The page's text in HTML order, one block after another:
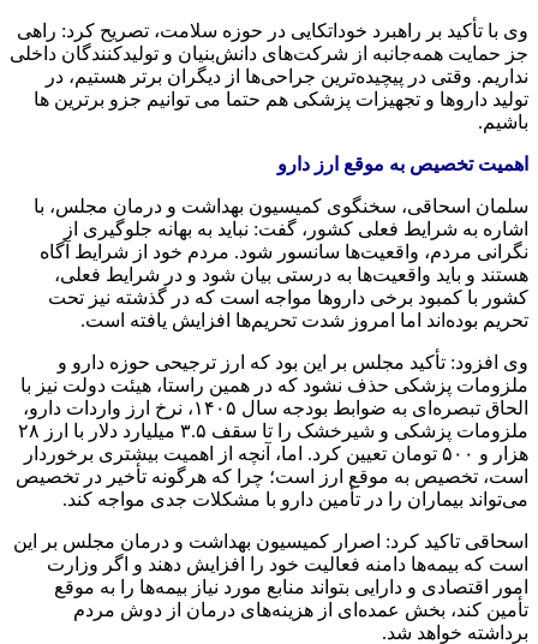
وی با تأکید بر راهبرد خوداتکایی در حوزه سلامت، تصریح کرد: راهی
جز حمایت همه‌جانبه از شرکت‌های دانش‌بنیان و تولیدکنندگان داخلی
نداریم. وقتی در پیچیده‌ترین جراحی‌ها از دیگران برتر هستیم، در
تولید داروها و تجهیزات پزشکی هم حتما می توانیم جزو برترین ها
باشیم.
اهمیت تخصیص به موقع ارز دارو
سلمان اسحاقی، سخنگوی کمیسیون بهداشت و درمان مجلس، با
اشاره به شرایط فعلی کشور، گفت: نباید به بهانه جلوگیری از
نگرانی مردم، واقعیت‌ها سانسور شود. مردم خود از شرایط آگاه
هستند و باید واقعیت‌ها به درستی بیان شود و در شرایط فعلی،
کشور با کمبود برخی داروها مواجه است که در گذشته نیز تحت
تحریم بوده‌اند اما امروز شدت تحریم‌ها افزایش یافته است.
وی افزود: تأکید مجلس بر این بود که ارز ترجیحی حوزه دارو و
ملزومات پزشکی حذف نشود که در همین راستا، هیئت‌ دولت نیز با
الحاق تبصره‌ای به ضوابط بودجه سال ۱۴۰۵، نرخ ارز واردات دارو،
ملزومات پزشکی و شیرخشک را تا سقف ۳.۵ میلیارد دلار با ارز ۲۸
هزار و ۵۰۰ تومان تعیین کرد. اما، آنچه از اهمیت بیشتری برخوردار
است، تخصیص به‌ موقع ارز است؛ چرا که هرگونه تأخیر در تخصیص
می‌تواند بیماران را در تأمین دارو با مشکلات جدی مواجه کند.
اسحاقی تاکید کرد: اصرار کمیسیون بهداشت و درمان مجلس بر این
است که بیمه‌ها دامنه فعالیت خود را افزایش دهند و اگر وزارت
امور اقتصادی و دارایی بتواند منابع مورد نیاز بیمه‌ها را به‌ موقع
تأمین کند، بخش عمده‌ای از هزینه‌های درمان از دوش مردم
برداشته خواهد شد.